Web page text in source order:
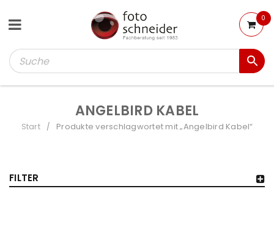
0
ANGELBIRD KABEL
Start / Produkte verschlagwortet mit „Angelbird Kabel“
FILTER